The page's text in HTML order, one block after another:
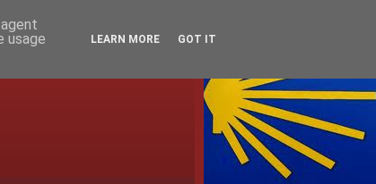
usage
LEARN MORE GOT IT